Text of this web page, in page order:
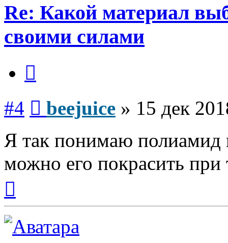
Re: Какой материал
своими силами
#4 beejuice » 15 дек
Я так понимаю полиамид
можно его покрасить при
началу